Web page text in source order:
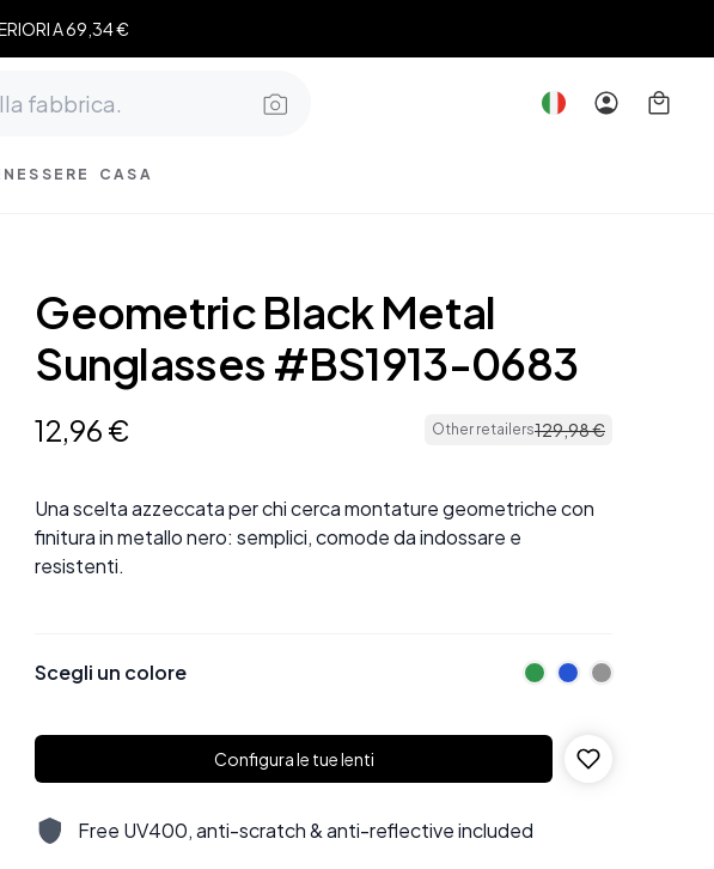
A 69,34 €
CASA
Geometric Black Metal
Sunglasses #BS1913-0683
12,96 € Other retailers129,98€
Una scelta azzeccata per chi cerca montature geometriche con
finitura in metallo nero: semplici, comode da indossare e
resistenti.
Scegli un colore
Configura le tue lenti
Free UV400, anti-scratch & anti-reflective included